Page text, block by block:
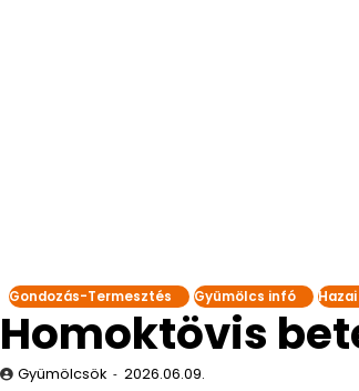
Gondozás-Termesztés Gyümölcs infó
Homoktövis
Gyümölcsök 2026.06.09.